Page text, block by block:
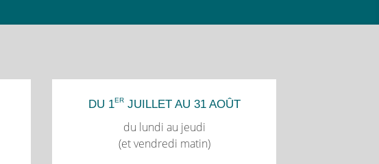
DU 1ERJUILLET AU 31 AOÛT
du lundi au jeudi
(et vendredi matin)